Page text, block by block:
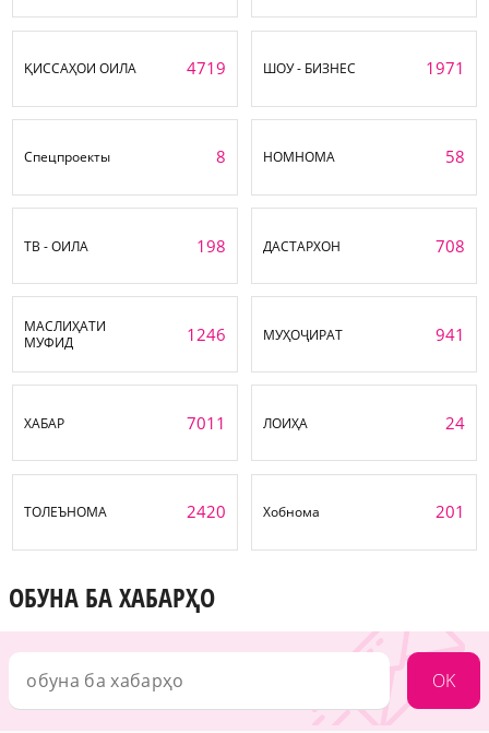
ҚИССАҲОИ ОИЛА 4719 ШОУ - БИЗНЕС 1971
Спецпроекты 8 НОМНОМА 58
ТВ - ОИЛА 198 ДАСТАРХОН 708
МАСЛИҲАТИ
МУФИД
1246 МУҲОҶИРАТ 941
ХАБАР 7011 ЛОИҲА 24
ТОЛЕЪНОМА 2420 Хобнома 201
ОБУНА БА ХАБАРҲО
OK